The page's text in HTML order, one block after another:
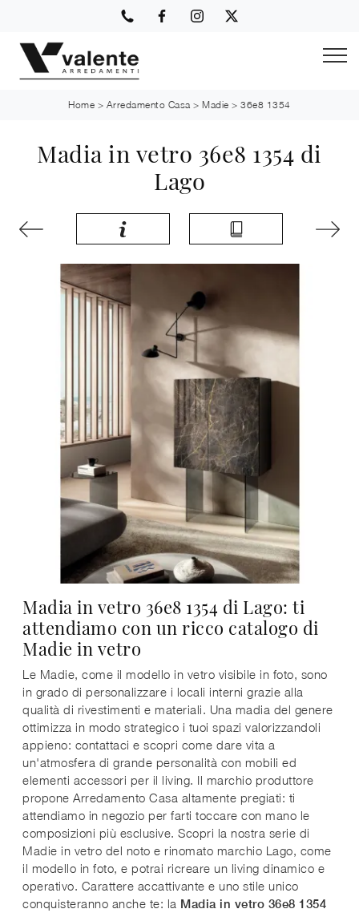
Home > Arredamento Casa >Madie >36e8 1354
Madia in vetro 36e8 1354 di
Lago
Madia in vetro 36e8 1354 di Lago: ti
attendiamo con un ricco catalogo di
Madie in vetro
Le Madie, come il modello in vetro visibile in foto, sono
in grado di personalizzare i locali interni grazie alla
qualità di rivestimenti e materiali. Una madia del genere
ottimizza in modo strategico i tuoi spazi valorizzandoli
appieno: contattaci e scopri come dare vita a
un'atmosfera di grande personalità con mobili ed
elementi accessori per il living. Il marchio produttore
propone Arredamento Casa altamente pregiati: ti
attendiamo in negozio per farti toccare con mano le
composizioni più esclusive. Scopri la nostra serie di
Madie in vetro del noto e rinomato marchio Lago, come
il modello in foto, e potrai ricreare un living dinamico e
operativo. Carattere accattivante e uno stile unico
conquisteranno anche te: la Madia in vetro 36e8 1354